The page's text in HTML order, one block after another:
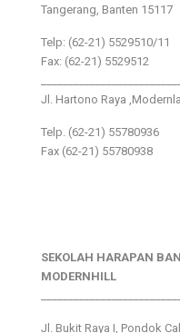
Tangerang, Banten 15117
Telp: (62-21) 5529510/11
Fax: (62-21) 5529512
Jl. Hartono Raya
Telp. (62-21) 55780936
Fax (62-21) 55780938
SEKOLAH HARAPAN
MODERNHILL
Jl. Bukit Raya I, Pondok